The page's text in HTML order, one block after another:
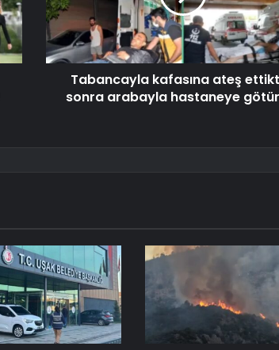
Tabancayla kafasına ateş
sonra arabayla hastaneye